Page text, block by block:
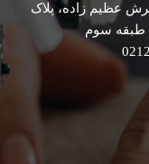
عظیم زاده، پلاک